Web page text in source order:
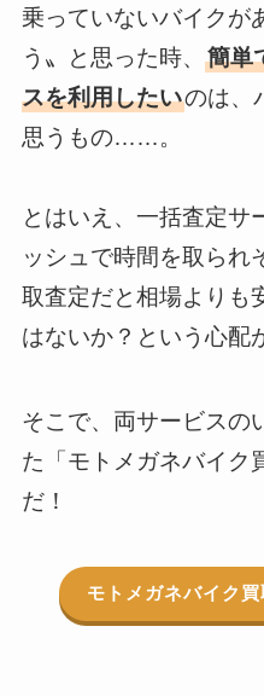
乗っていないバイクが
う〟と思った時、 簡単
スを利用したいのは、
思うもの……。
とはいえ、一括査定サ
ッシュで時間を取られ
取査定だと相場よりも
はないか？という心配
そこで、両サービスの
た「モトメガネバイク
だ！
モトメガネバイク